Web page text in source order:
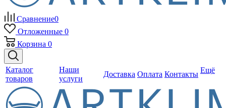
Сравнение0
Отложенные 0
Корзина 0
Каталог
товаров
Наши
услуги
Доставка Оплата Контакты Ещё